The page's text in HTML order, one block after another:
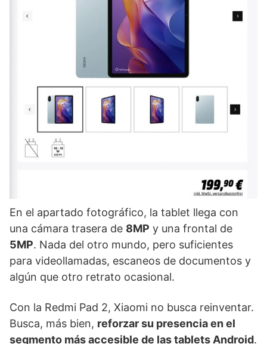
En el apartado fotográfico, la tablet llega con
una cámara trasera de 8MP y una frontal de
5MP. Nada del otro mundo, pero suficientes
para videollamadas, escaneos de documentos y
algún que otro retrato ocasional.
Con la Redmi Pad 2, Xiaomi no busca reinventar.
Busca, más bien, reforzar su presencia en el
segmento más accesible de las tablets Android.